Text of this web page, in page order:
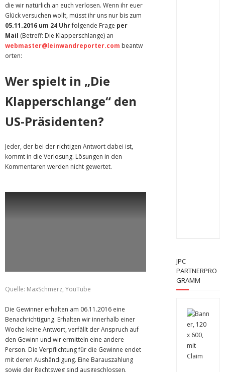
die wir natürlich an euch verlosen. Wenn ihr euer
Glück versuchen wollt, müsst ihr uns nur bis zum
05.11.2016 um 24 Uhrfolgende Frage per
Mail (Betreff: Die Klapperschlange) an
webmaster@leinwandreporter.com beantw
orten:
Wer spielt in „Die
Klapperschlange“ den
US-Präsidenten?
Jeder, der bei der richtigen Antwort dabei ist,
kommt in die Verlosung. Lösungen in den
Kommentaren werden nicht gewertet.
Quelle: MaxSchmerz, YouTube
Die Gewinner erhalten am 06.11.2016 eine
Benachrichtigung. Erhalten wir innerhalb einer
Woche keine Antwort, verfällt der Anspruch auf
den Gewinn und wir ermitteln eine andere
Person. Die Verpflichtung für die Gewinne endet
mit deren Aushändigung. Eine Barauszahlung
sowie der Rechtsweg sind ausgeschlossen.
JPC
PARTNERPRO
GRAMM